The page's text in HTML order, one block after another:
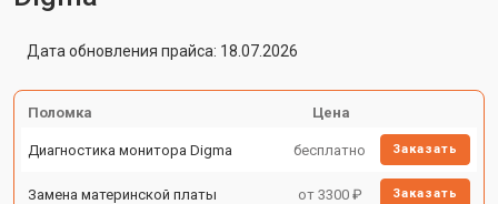
Дата обновления прайса: 18.07.2026
Поломка Цена
Диагностика монитора Digma бесплатно Заказать
Замена материнской платы от 3300 ₽ Заказать